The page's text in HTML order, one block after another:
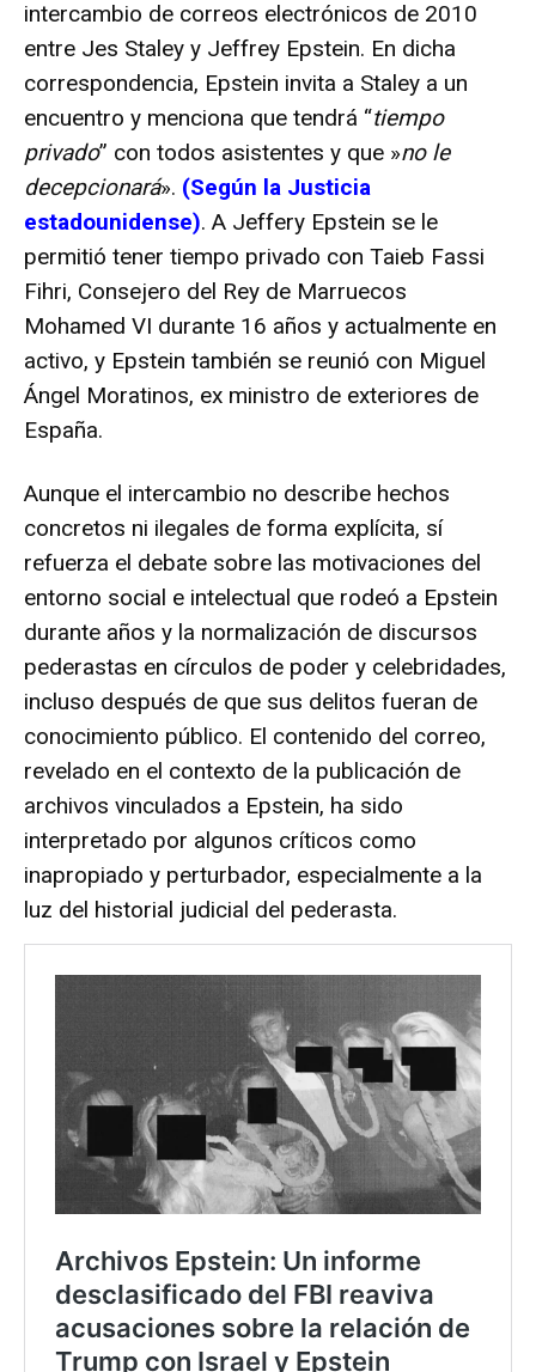
intercambio de correos electrónicos de 2010
entre Jes Staley y Jeffrey Epstein. En dicha
correspondencia, Epstein invita a Staley a un
encuentro y menciona que tendrá “tiempo
privado” con todos asistentes y que »no le
decepcionará». (Según la Justicia
estadounidense). A Jeffery Epstein se le
permitió tener tiempo privado con Taieb Fassi
Fihri, Consejero del Rey de Marruecos
Mohamed VI durante 16 años y actualmente en
activo, y Epstein también se reunió con Miguel
Ángel Moratinos, ex ministro de exteriores de
España.
Aunque el intercambio no describe hechos
concretos ni ilegales de forma explícita, sí
refuerza el debate sobre las motivaciones del
entorno social e intelectual que rodeó a Epstein
durante años y la normalización de discursos
pederastas en círculos de poder y celebridades,
incluso después de que sus delitos fueran de
conocimiento público. El contenido del correo,
revelado en el contexto de la publicación de
archivos vinculados a Epstein, ha sido
interpretado por algunos críticos como
inapropiado y perturbador, especialmente a la
luz del historial judicial del pederasta.